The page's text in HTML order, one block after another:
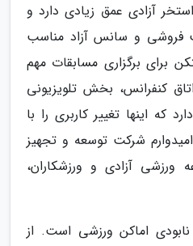
آزادی عمق زیادی دارد و
فروشی و سانس آزاد مناسب
برای برگزاری مسابقات مهم
کنفرانس، بخش تلویزیونی
که اینها تغییر کاربری را با
شرکت توسعه و تجهیز
ورزشی آزادی و ورزشکاران،
نابودی اماکن ورزشی است. از